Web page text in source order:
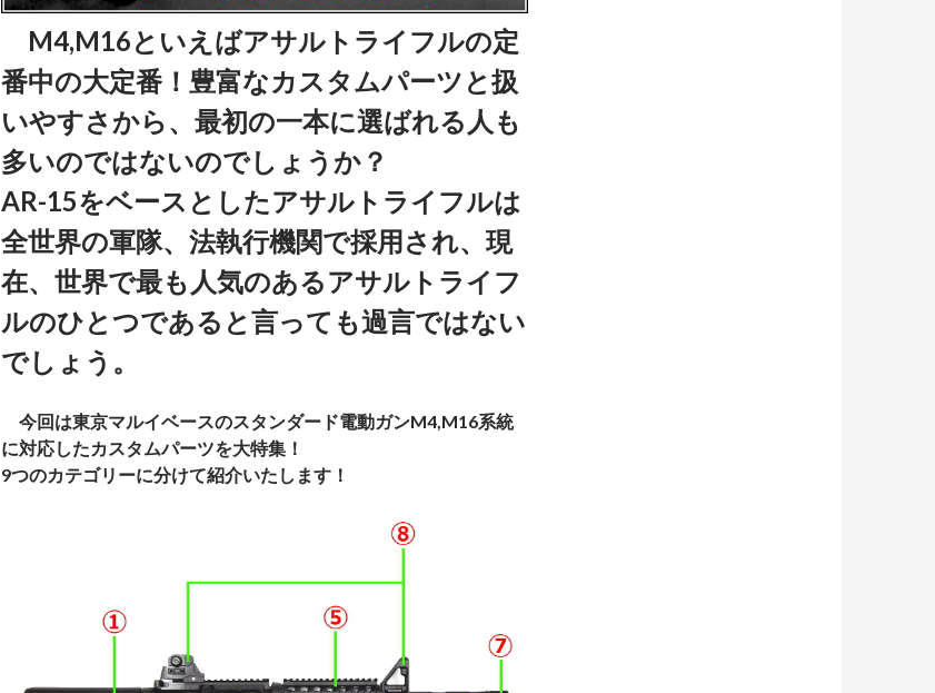
M4,M16といえばアサルトライフルの定
番中の大定番！豊富なカスタムパーツと扱
いやすさから、最初の一本に選ばれる人も
多いのではないのでしょうか？
AR-15をベースとしたアサルトライフルは
全世界の軍隊、法執行機関で採用され、現
在、世界で最も人気のあるアサルトライフ
ルのひとつであると言っても過言ではない
でしょう。
今回は東京マルイベースのスタンダード電動ガンM4,M16系統
に対応したカスタムパーツを大特集！
9つのカテゴリーに分けて紹介いたします！